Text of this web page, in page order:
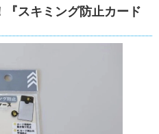
スキミング防止カード